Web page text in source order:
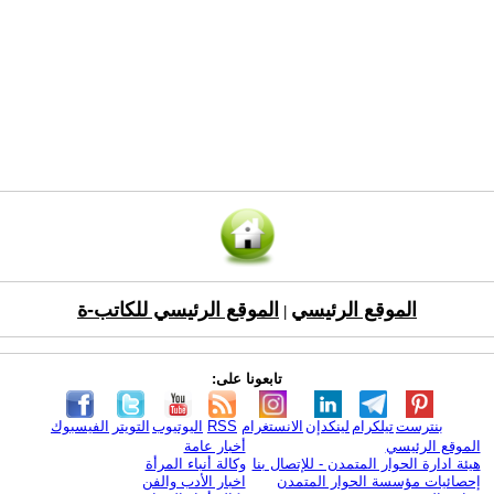
الموقع الرئيسي الموقع الرئيسي للكاتب-ة
تابعونا على:
الفيسبوك التويتر اليوتيوب RSS الانستغرام لينكدإن تيلكرامبنترست
الموقع الرئيسي
هيئة ادارة الحوار المتمدن - للإتصال بنا
إحصائيات مؤسسة الحوار المتمدن
أخبار عامة
وكالة أنباء المرأة
اخبار الأدب والفن